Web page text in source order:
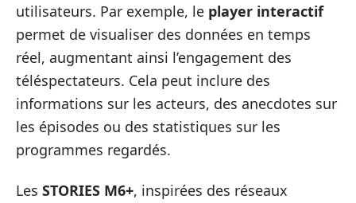
utilisateurs. Par exemple, le player interactif
permet de visualiser des données en temps
réel, augmentant ainsi l’engagement des
téléspectateurs. Cela peut inclure des
informations sur les acteurs, des anecdotes sur
les épisodes ou des statistiques sur les
programmes regardés.
Les STORIES M6+, inspirées des réseaux